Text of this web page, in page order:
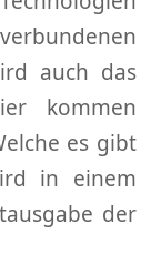
auch das
kommen
es gibt
in einem
der